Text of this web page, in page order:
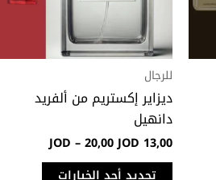
للرجال
ديزاير إكستريم من ألفريد
دانهيل
13,00
JOD–20,00JOD
المنتج.
يمكن
اختيار
الخيارات
على
صفحة
المنتج